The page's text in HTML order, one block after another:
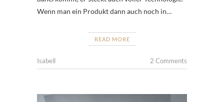
Wenn man ein Produkt dann auch noch in…
READ MORE
Isabell 2 Comments